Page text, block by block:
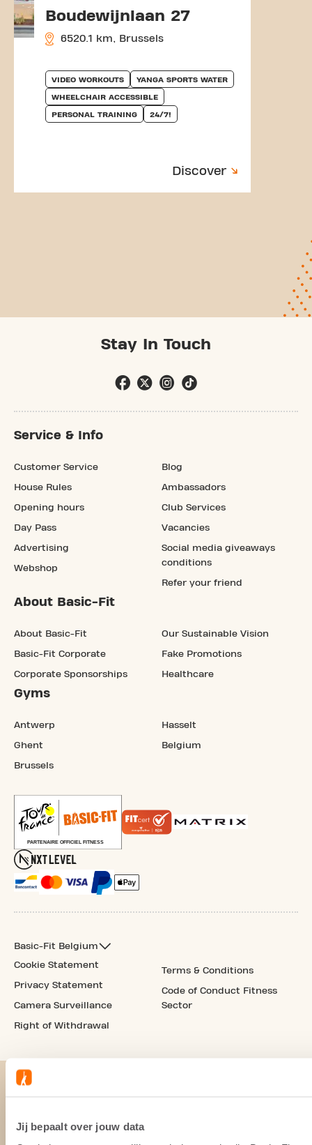
Jij bepaalt over jouw data
Boudewijnlaan 27
6520.1 km, Brussels
VIDEO WORKOUTS YANGA SPORTS WATER
WHEELCHAIR ACCESSIBLE
PERSONAL TRAINING 24/7!
Discover
Stay In Touch
Service & Info
Customer Service
House Rules
Opening hours
Day Pass
Advertising
Webshop
Blog
Ambassadors
Club Services
Vacancies
Social media giveaways
conditions
Refer your friend
About Basic-Fit
About Basic-Fit
Basic-Fit Corporate
Corporate Sponsorships
Our Sustainable Vision
Fake Promotions
Healthcare
Gyms
Antwerp
Ghent
Brussels
Hasselt
Belgium
Basic-Fit Belgium
Cookie Statement
Privacy Statement
Camera Surveillance
Right of Withdrawal
Terms & Conditions
Code of Conduct Fitness
Sector